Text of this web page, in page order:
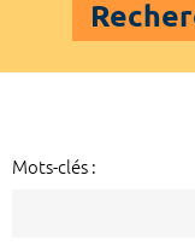
Mots-clés :